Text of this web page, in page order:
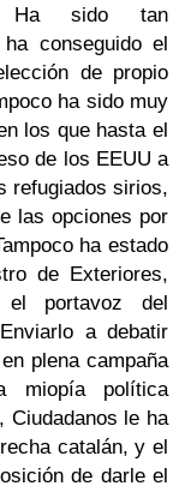
Ha sido tan
conseguido el
de propio
ha sido muy
los que hasta el
de los EEUU a
refugiados sirios,
las opciones por
ha estado
de Exteriores,
el portavoz del
a debatir
plena campaña
miopía política
Ciudadanos le ha
catalán, y el
de darle el